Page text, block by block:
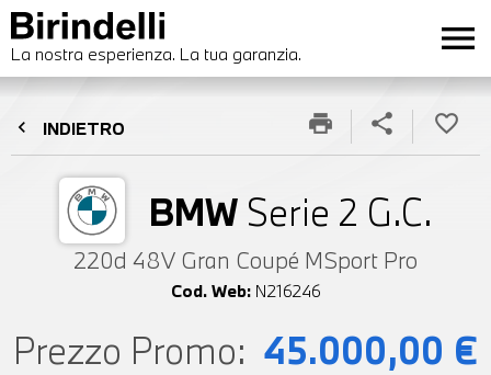
La nostra esperienza. La tua garanzia. menu
chevron_left INDIETRO
BMW Serie 2 G.C.
220d 48V Gran Coupé MSport Pro
Cod. Web: N216246
print share favorite_border
Prezzo Promo: 45.000,00 €